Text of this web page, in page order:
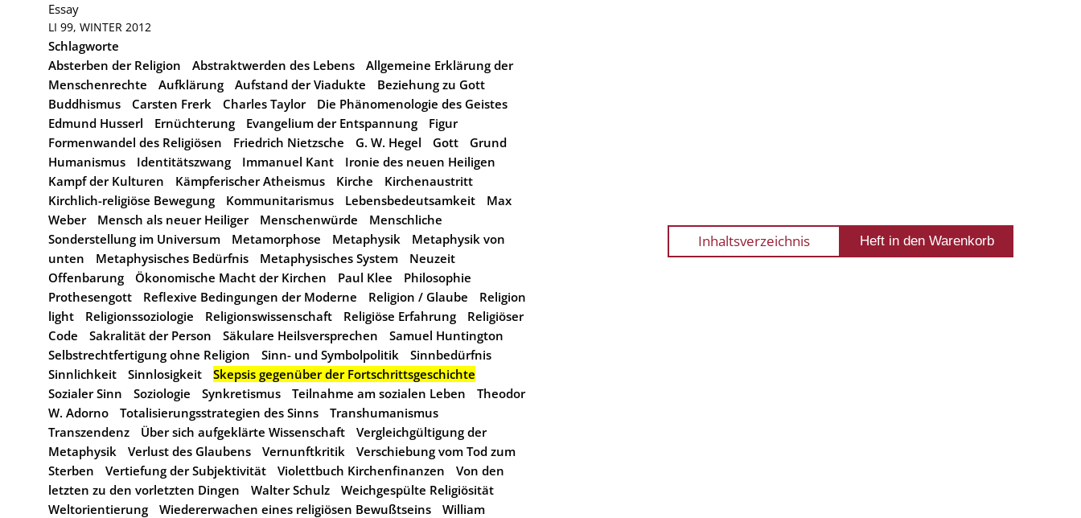
Essay
LI 99, WINTER 2012
Schlagworte
Absterben der Religion
Abstraktwerden des Lebens
Allgemeine Erklärung der
Menschenrechte
Aufklärung Aufstand der Viadukte
Beziehung zu Gott
Buddhismus
Carsten Frerk Charles Taylor
Die Phänomenologie des Geistes
Edmund Husserl
Ernüchterung Evangelium der Entspannung
Figur
Formenwandel des Religiösen
Friedrich Nietzsche G. W. Hegel Gott
Grund
Humanismus
Identitätszwang Immanuel Kant
Ironie des neuen Heiligen
Kampf der Kulturen
Kämpferischer Atheismus Kirche
Kirchenaustritt
Kirchlich-religiöse Bewegung
Kommunitarismus Lebensbedeutsamkeit
Max
Weber
Mensch als neuer Heiliger Menschenwürde
Menschliche
Sonderstellung im Universum
Metamorphose Metaphysik
Metaphysik von
unten
Metaphysisches Bedürfnis Metaphysisches System
Neuzeit
Offenbarung
Ökonomische Macht der Kirchen Paul Klee
Philosophie
Prothesengott
Reflexive Bedingungen der Moderne Religion / Glaube
Religion
light
Religionssoziologie Religionswissenschaft Religiöse Erfahrung
Religiöser
Code
Sakralität der Person Säkulare Heilsversprechen
Samuel Huntington
Selbstrechtfertigung ohne Religion
Sinn- und Symbolpolitik
Sinnbedürfnis
Sinnlichkeit
Sinnlosigkeit
Skepsis gegenüber der Fortschrittsgeschichte
Sozialer Sinn
Soziologie Synkretismus Teilnahme am sozialen Leben
Theodor
W. Adorno
Totalisierungsstrategien des Sinns
Transhumanismus
Transzendenz
Über sich aufgeklärte Wissenschaft
Vergleichgültigung der
Metaphysik
Verlust des Glaubens Vernunftkritik
Verschiebung vom Tod zum
Sterben
Vertiefung der Subjektivität Violettbuch Kirchenfinanzen
Von den
letzten zu den vorletzten Dingen
Walter Schulz
Weichgespülte Religiösität
Weltorientierung
Wiedererwachen eines religiösen Bewußtseins
William
Inhaltsverzeichnis